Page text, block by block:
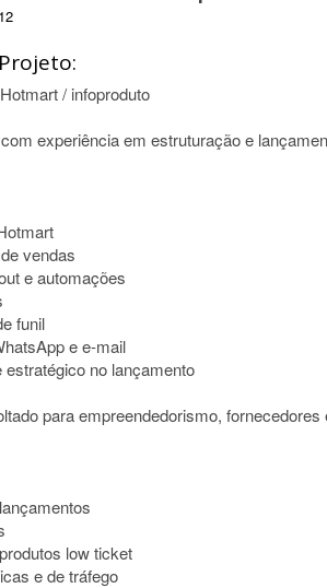
/ infoproduto
experiência em estruturação e
vendas
e automações
funil
e e-mail
no lançamento
para empreendedorismo, fornecedores
low ticket
e de tráfego